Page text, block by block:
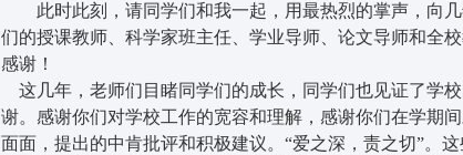
此时此刻，请同学们和我一起，用最热烈的掌声，向几
们的授课教师、科学家班主任、学业导师、论文导师和全
感谢！
这几年，老师们目睹同学们的成长，同学们也见证了学
谢。感谢你们对学校工作的宽容和理解，感谢你们在学期
面面，提出的中肯批评和积极建议。“爱之深，责之切”。